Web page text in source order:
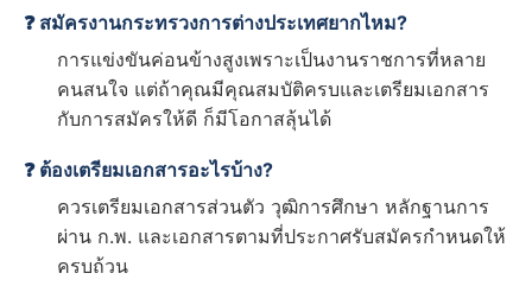
❓ สมัครงานกระทรวงการต่างประเทศยากไหม?
การแข่งขันค่อนข้างสูงเพราะเป็นงานราชการที่หลาย
คนสนใจ แต่ถ้าคุณมีคุณสมบัติครบและเตรียมเอกสาร
กับการสมัครให้ดี ก็มีโอกาสลุ้นได้
❓ ต้องเตรียมเอกสารอะไรบ้าง?
ควรเตรียมเอกสารส่วนตัว วุฒิการศึกษา หลักฐานการ
ผ่าน ก.พ. และเอกสารตามที่ประกาศรับสมัครกำหนดให้
ครบถ้วน